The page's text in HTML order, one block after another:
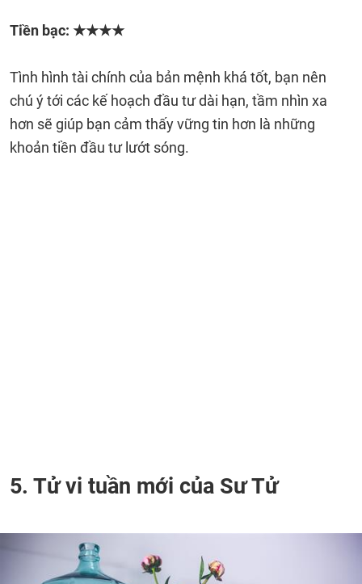
Tiền bạc: ★★★★
Tình hình tài chính của bản mệnh khá tốt, bạn nên
chú ý tới các kế hoạch đầu tư dài hạn, tầm nhìn xa
hơn sẽ giúp bạn cảm thấy vững tin hơn là những
khoản tiền đầu tư lướt sóng.
5. Tử vi tuần mới của Sư Tử